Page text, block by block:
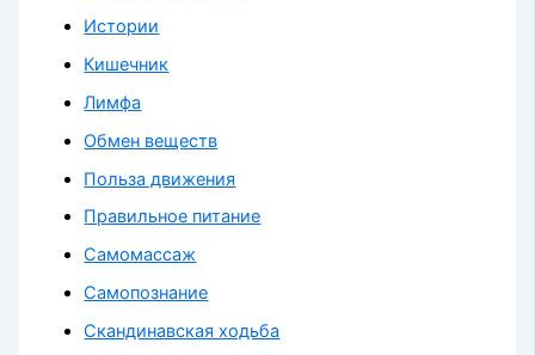
Истории
Кишечник
Лимфа
Обмен веществ
Польза движения
Правильное питание
Самомассаж
Самопознание
Скандинавская ходьба